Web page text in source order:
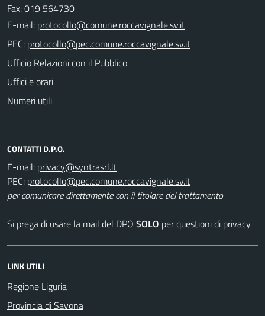
Fax: 019 564730
E-mail:
PEC:
Ufficio Relazioni con il Pubblico
Uffici e orari
Numeri utili
CONTATTI D.P.O.
E-mail:
PEC:
per comunicare direttamente con il titolare del trattamento
Si prega di usare la mail del DPO SOLO per questioni di privacy
LINK UTILI
Regione Liguria
Provincia di Savona